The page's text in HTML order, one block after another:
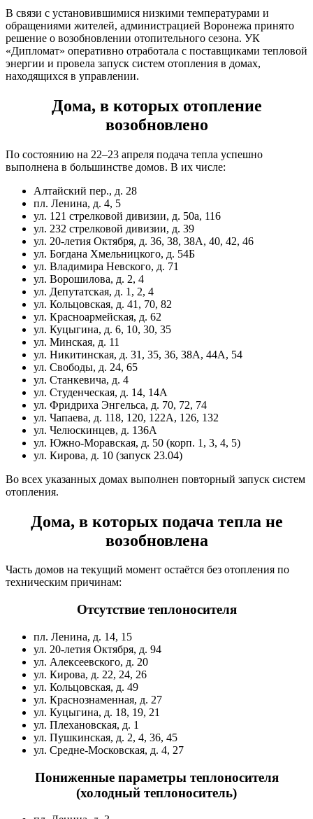
В связи с установившимися низкими температурами и
обращениями жителей, администрацией Воронежа принято
решение о возобновлении отопительного сезона. УК
«Дипломат» оперативно отработала с поставщиками тепловой
энергии и провела запуск систем отопления в домах,
находящихся в управлении.
Дома, в которых отопление
возобновлено
По состоянию на 22–23 апреля подача тепла успешно
выполнена в большинстве домов. В их числе:
Алтайский пер., д. 28
пл. Ленина, д. 4, 5
ул. 121 стрелковой дивизии, д. 50а, 116
ул. 232 стрелковой дивизии, д. 39
ул. 20-летия Октября, д. 36, 38, 38А, 40, 42, 46
ул. Богдана Хмельницкого, д. 54Б
ул. Владимира Невского, д. 71
ул. Ворошилова, д. 2, 4
ул. Депутатская, д. 1, 2, 4
ул. Кольцовская, д. 41, 70, 82
ул. Красноармейская, д. 62
ул. Куцыгина, д. 6, 10, 30, 35
ул. Минская, д. 11
ул. Никитинская, д. 31, 35, 36, 38А, 44А, 54
ул. Свободы, д. 24, 65
ул. Станкевича, д. 4
ул. Студенческая, д. 14, 14А
ул. Фридриха Энгельса, д. 70, 72, 74
ул. Чапаева, д. 118, 120, 122А, 126, 132
ул. Челюскинцев, д. 136А
ул. Южно-Моравская, д. 50 (корп. 1, 3, 4, 5)
ул. Кирова, д. 10 (запуск 23.04)
Во всех указанных домах выполнен повторный запуск систем
отопления.
Дома, в которых подача тепла не
возобновлена
Часть домов на текущий момент остаётся без отопления по
техническим причинам:
Отсутствие теплоносителя
пл. Ленина, д. 14, 15
ул. 20-летия Октября, д. 94
ул. Алексеевского, д. 20
ул. Кирова, д. 22, 24, 26
ул. Кольцовская, д. 49
ул. Краснознаменная, д. 27
ул. Куцыгина, д. 18, 19, 21
ул. Плехановская, д. 1
ул. Пушкинская, д. 2, 4, 36, 45
ул. Средне-Московская, д. 4, 27
Пониженные параметры теплоносителя
(холодный теплоноситель)